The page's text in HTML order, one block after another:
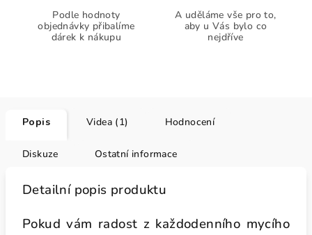
Podle hodnoty
objednávky přibalíme
dárek k nákupu
A uděláme vše pro to,
aby u Vás bylo co
nejdříve
Popis Videa (1) Hodnocení
Diskuze Ostatní informace
Detailní popis produktu
Pokud vám radost z každodenního mycího